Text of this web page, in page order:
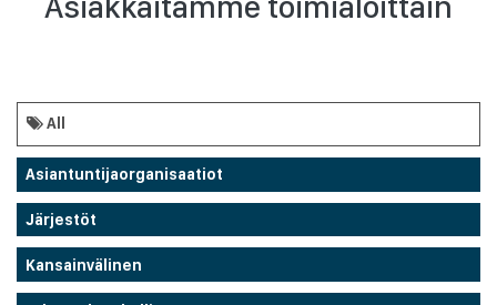
All
Asiantuntijaorganisaatiot
Järjestöt
Kansainvälinen